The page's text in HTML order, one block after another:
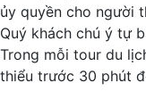
ủy quyền cho người
Quý khách chú ý tự
Trong mỗi tour du
thiểu trước 30 phút